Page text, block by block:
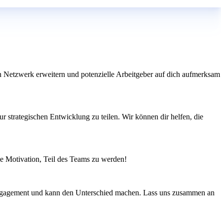
erweitern und potenzielle Arbeitgeber auf dich aufmerksam
strategischen Entwicklung zu teilen. Wir können dir helfen, die
Motivation, Teil des Teams zu werden!
und kann den Unterschied machen. Lass uns zusammen an